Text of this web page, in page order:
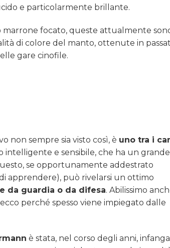
e particolarmente brillante.
marrone focato, queste attualmente
di colore del manto, ottenute in
gare cinofile.
non sempre sia visto così, è uno tra i
intelligente e sensibile, che ha un grande
se opportunamente addestrato
apprendere), può rivelarsi un ottimo
da guardia o da difesa. Abilissimo
perché spesso viene impiegato dalle
è stata, nel corso degli anni,